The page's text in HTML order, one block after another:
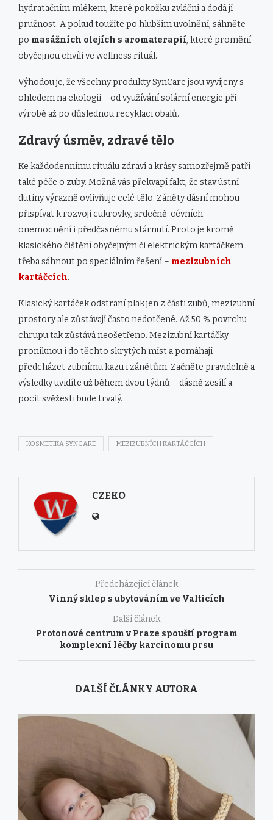
hydratačním mlékem, které pokožku zvláční a dodá jí
pružnost. A pokud toužíte po hlubším uvolnění, sáhněte
po masážních olejích s aromaterapií, které promění
obyčejnou chvíli ve wellness rituál.
Výhodou je, že všechny produkty SynCare jsou vyvíjeny s
ohledem na ekologii – od využívání solární energie při
výrobě až po důslednou recyklaci obalů.
Zdravý úsměv, zdravé tělo
Ke každodennímu rituálu zdraví a krásy samozřejmě patří
také péče o zuby. Možná vás překvapí fakt, že stav ústní
dutiny výrazně ovlivňuje celé tělo. Záněty dásní mohou
přispívat k rozvoji cukrovky, srdečně-cévních
onemocnění i předčasnému stárnutí. Proto je kromě
klasického čištění obyčejným či elektrickým kartáčkem
třeba sáhnout po speciálním řešení – mezizubních
kartáčcích.
Klasický kartáček odstraní plak jen z části zubů, mezizubní
prostory ale zůstávají často nedotčené. Až 50 % povrchu
chrupu tak zůstává neošetřeno. Mezizubní kartáčky
proniknou i do těchto skrytých míst a pomáhají
předcházet zubnímu kazu i zánětům. Začněte pravidelně a
výsledky uvidíte už během dvou týdnů – dásně zesílí a
pocit svěžesti bude trvalý.
KOSMETIKA SYNCARE MEZIZUBNÍCH KARTÁČCÍCH
CZEKO
Předcházející článek
Vinný sklep s ubytováním ve Valticích
Další článek
Protonové centrum v Praze spouští program
komplexní léčby karcinomu prsu
DALŠÍ ČLÁNKY AUTORA